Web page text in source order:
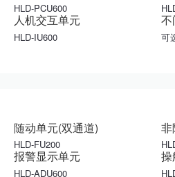
HLD-PCU600
人机交互单元
HLD-IU600 可
随动单元(双通道)
HLD-FU200
非
报警显示单元
HLD-ADU600
操